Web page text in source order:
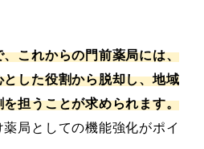
これからの門前薬局には、
した役割から脱却し、地域
担うことが求められます。
局としての機能強化がポイ